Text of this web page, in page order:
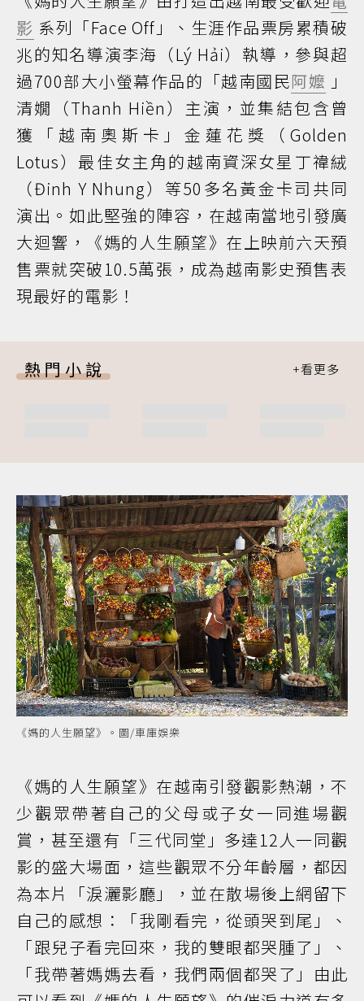
影 系列「Face Off」、生涯作品票房累積破
兆的知名導演李海（Lý Hải）執導，參與超
過700部大小螢幕作品的「越南國民阿嬤 」
清嫺（Thanh Hiền）主演，並集結包含曾
獲「越南奧斯卡」金蓮花獎（Golden
Lotus）最佳女主角的越南資深女星丁禕絨
（Đinh Y Nhung）等50多名黃金卡司共同
演出。如此堅強的陣容，在越南當地引發廣
大迴響，《媽的人生願望》在上映前六天預
售票就突破10.5萬張，成為越南影史預售表
現最好的電影！
熱門小說
《媽的人生願望》。圖/車庫娛樂
《媽的人生願望》在越南引發觀影熱潮，不
少觀眾帶著自己的父母或子女一同進場觀
賞，甚至還有「三代同堂」多達12人一同觀
影的盛大場面，這些觀眾不分年齡層，都因
為本片「淚灑影廳」，並在散場後上網留下
自己的感想：「我剛看完，從頭哭到尾」、
「跟兒子看完回來，我的雙眼都哭腫了」、
「我帶著媽媽去看，我們兩個都哭了」由此